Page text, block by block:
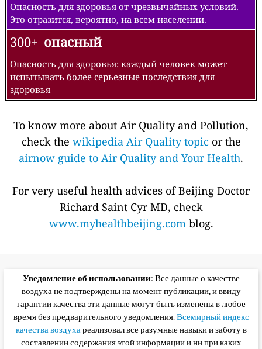
Опасность для здоровья от чрезвычайных условий.
Это отразится, вероятно, на всем населении.
300+ опасный
Опасность для здоровья: каждый человек может
испытывать более серьезные последствия для
здоровья
To know more about Air Quality and Pollution,
check the wikipedia Air Quality topic or the
airnow guide to Air Quality and Your Health.
For very useful health advices of Beijing Doctor
Richard Saint Cyr MD, check
www.myhealthbeijing.comblog.
Уведомление об использовании: Все данные о качестве
воздуха не подтверждены на момент публикации, и ввиду
гарантии качества эти данные могут быть изменены в любое
время без предварительного уведомления.Всемирный индекс
качества воздухареализовал все разумные навыки и заботу в
составлении содержания этой информации и ни при каких